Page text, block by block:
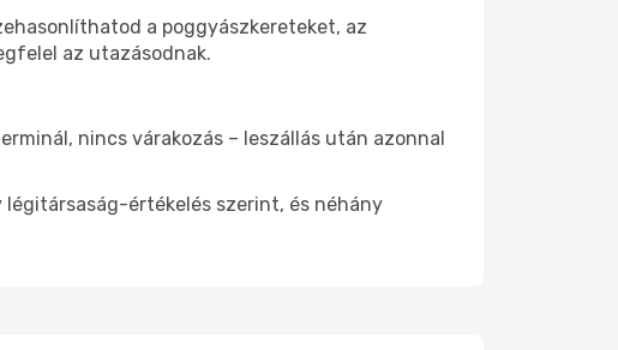
a poggyászkereteket, az
az utazásodnak.
nincs várakozás – leszállás után azonnal
értékelés szerint, és néhány